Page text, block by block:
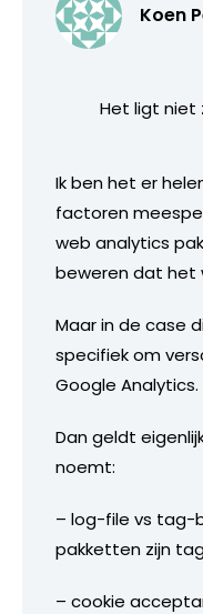
Koen
Het ligt niet
Ik ben het er
factoren
web analytics
beweren dat het
Maar in de case
specifiek om
Google Analytics.
Dan geldt
noemt:
– log-file vs tag-
pakketten zijn
– cookie